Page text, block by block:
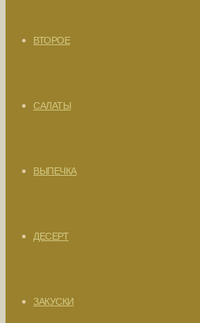
ВТОРОЕ
САЛАТЫ
ВЫПЕЧКА
ДЕСЕРТ
ЗАКУСКИ